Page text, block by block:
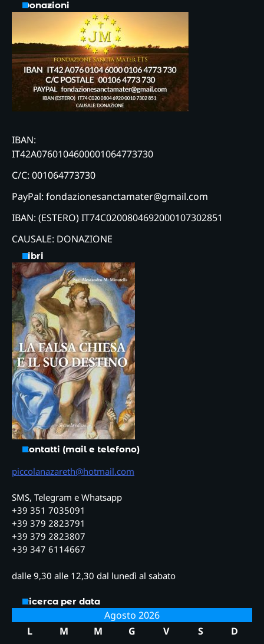
Donazioni
IBAN:
IT42A0760104600001064773730
C/C: 001064773730
PayPal: fondazionesanctamater@gmail.com
IBAN: (ESTERO) IT74C0200804692000107302851
CAUSALE: DONAZIONE
Libri
Contatti (mail e telefono)
piccolanazareth@hotmail.com
SMS, Telegram e Whatsapp
+39 351 7035091
+39 379 2823791
+39 379 2823807
+39 347 6114667
dalle 9,30 alle 12,30 dal lunedì al sabato
Ricerca per data
Agosto 2026
L
M M G V S
D